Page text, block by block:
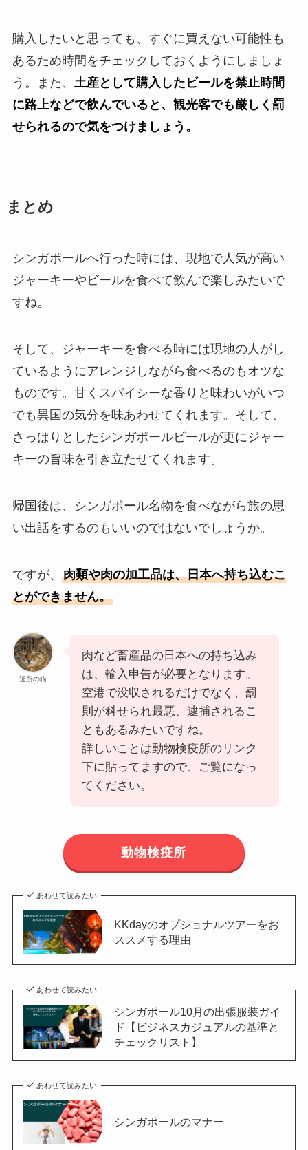
購入したいと思っても、すぐに買えない可能性も
あるため時間をチェックしておくようにしましょ
う。また、 土産として購入したビールを禁止時間
に路上などで飲んでいると、観光客でも厳しく罰
せられるので気をつけましょう。
まとめ
シンガポールへ行った時には、現地で人気が高い
ジャーキーやビールを食べて飲んで楽しみたいで
すね。
そして、ジャーキーを食べる時には現地の人がし
ているようにアレンジしながら食べるのもオツな
ものです。甘くスパイシーな香りと味わいがいつ
でも異国の気分を味あわせてくれます。そして、
さっぱりとしたシンガポールビールが更にジャー
キーの旨味を引き立たせてくれます。
帰国後は、シンガポール名物を食べながら旅の思
い出話をするのもいいのではないでしょうか。
ですが、 肉類や肉の加工品は、日本へ持ち込むこ
とができません。
近所の猫
肉など畜産品の日本への持ち込み
は、輸入申告が必要となります。
空港で没収されるだけでなく、罰
則が科せられ最悪、逮捕されるこ
ともあるみたいですね。
詳しいことは動物検疫所のリンク
下に貼ってますので、ご覧になっ
てください。
動物検疫所
あわせて読みたい
KKdayのオプショナルツアーをお
ススメする理由
あわせて読みたい
シンガポール10月の出張服装ガイ
ド【ビジネスカジュアルの基準と
チェックリスト】
あわせて読みたい
シンガポールのマナー